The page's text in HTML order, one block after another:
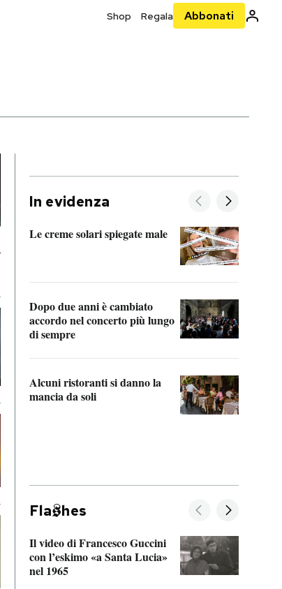
Shop Regala Abbonati
In evidenza
Le creme solari spiegate male
Dopo due anni è cambiato
accordo nel concerto più lungo
di sempre
Alcuni ristoranti si danno la
mancia da soli
Fla hes
Il video di Francesco Guccini
con l’eskimo «a Santa Lucia»
nel 1965